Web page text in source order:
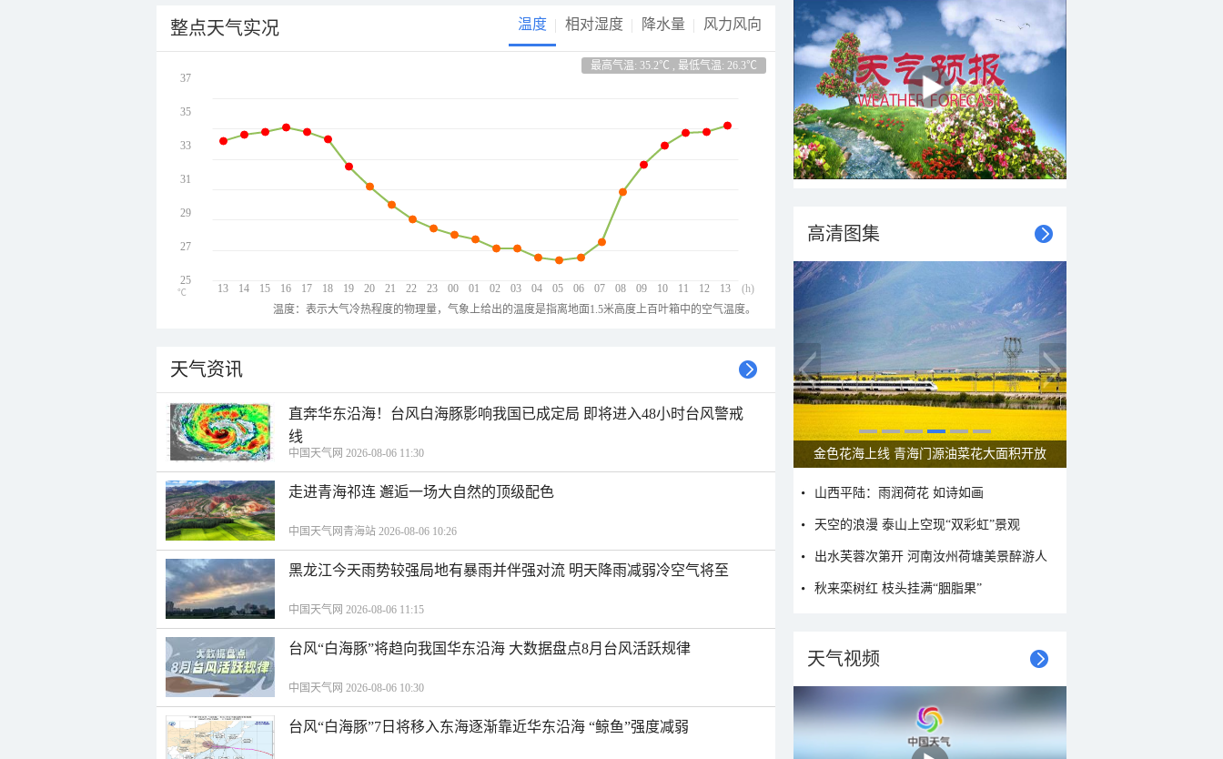
整点天气实况 温度 相对湿度 降水量 风力风向
最高气温: 35.2℃ , 最低气温: 26.3℃
13 14 15 16 17 18 19 20 21 22 23 00 01 02 03 04 05 06 07 08 09 10 11 12 13
37
35
33
31
29
27
25
(h)
℃
温度：表示大气冷热程度的物理量，气象上给出的温度是指离地面1.5米高度上百叶箱中的空气温度。
天气资讯
直奔华东沿海！台风白海豚影响我国已成定局 即将进入48小时台风警戒
线
中国天气网 2026-08-06 11:30
走进青海祁连 邂逅一场大自然的顶级配色
中国天气网青海站 2026-08-06 10:26
黑龙江今天雨势较强局地有暴雨并伴强对流 明天降雨减弱冷空气将至
中国天气网 2026-08-06 11:15
台风“白海豚”将趋向我国华东沿海 大数据盘点8月台风活跃规律
中国天气网 2026-08-06 10:30
台风“白海豚”7日将移入东海逐渐靠近华东沿海 “鲸鱼”强度减弱
高清图集
呼伦贝尔草原 藏着最治愈的蓝天白云
山西平陆：雨润荷花 如诗如画
天空的浪漫 泰山上空现“双彩虹”景观
出水芙蓉次第开 河南汝州荷塘美景醉游人
秋来栾树红 枝头挂满“胭脂果”
天气视频